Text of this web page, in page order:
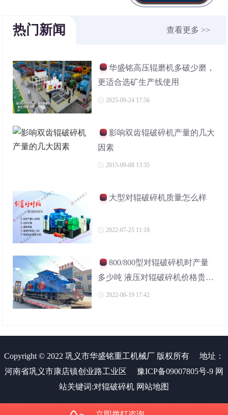
热门新闻 查看更多 >>
华盛铭高压辊磨机多破少磨，
更适合选矿生产线使用
2025-09-24 17:56
影响双齿辊破碎机产量的几大
因素
2015-09-08 13:35
大型对辊破碎机质量怎么样
2022-07-25 11:18
800/800型对辊破碎机时产量
多少吨 液压对辊破碎机价格贵不
贵 2022-06-19 17:42
Copyright © 2022 巩义市华盛铭重工机械厂 版权所有
地址：
河南省巩义市康店镇创业路工业区
豫ICP备09007805号-9 网
站关键词:对辊破碎机 网站地图